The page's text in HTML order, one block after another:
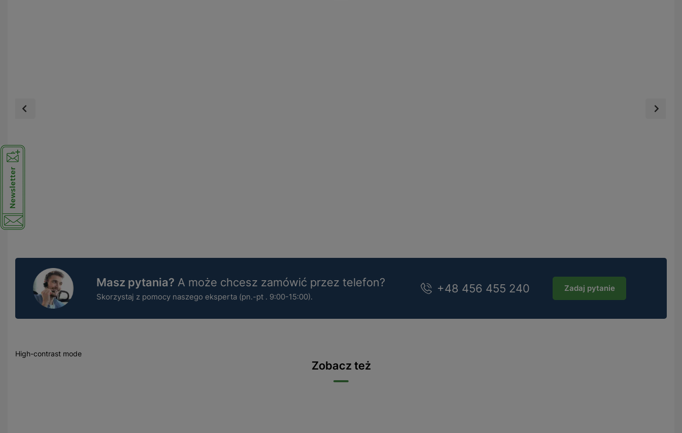
Masz pytania? A może chcesz zamówić przez telefon?
Skorzystaj z pomocy naszego eksperta (pn.-pt . 9:00-15:00).
+48 456 455 240 Zadaj pytanie
High-contrast mode
Zobacz też